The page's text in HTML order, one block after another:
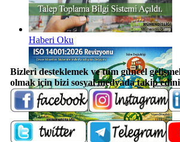
Haberi Oku
Bizleri desteklemek ve tüm güncel
olmak için bizi sosyal medyada takip